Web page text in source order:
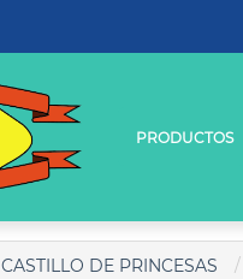
PRODUCTOS
CASTILLO DE PRINCESAS